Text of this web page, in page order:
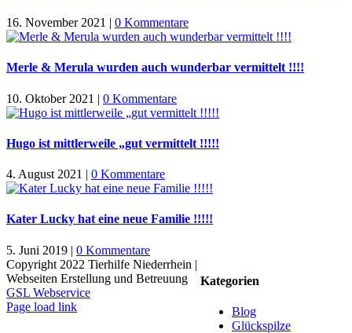
16. November 2021 | 0 Kommentare
Merle & Merula wurden auch wunderbar vermittelt !!!!
10. Oktober 2021 | 0 Kommentare
Hugo ist mittlerweile „gut vermittelt !!!!!
4. August 2021 | 0 Kommentare
Kater Lucky hat eine neue Familie !!!!!
5. Juni 2019 | 0 Kommentare
Kategorien
Blog
Glückspilze
Copyright 2022 Tierhilfe Niederrhein |
Webseiten Erstellung und Betreuung
GSL Webservice
Facebook
X
Instagram
Pinterest
Page load link